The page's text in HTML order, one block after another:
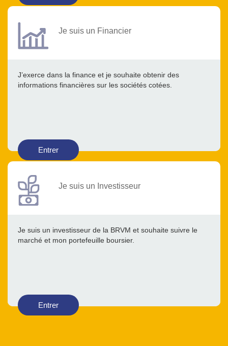
Je suis un Financier
J’exerce dans la finance et je souhaite obtenir des
informations financières sur les sociétés cotées.
Entrer
Je suis un Investisseur
Je suis un investisseur de la BRVM et souhaite suivre le
marché et mon portefeuille boursier.
Entrer